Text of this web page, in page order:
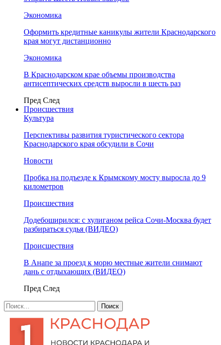
Экономика
Оформить кредитные каникулы жители Краснодарского
края могут дистанционно
Экономика
В Краснодарском крае объемы производства
антисептических средств выросли в шесть раз
Пред След
Происшествия
Культура
Перспективы развития туристического сектора
Краснодарского края обсудили в Сочи
Новости
Пробка на подъезде к Крымскому мосту выросла до 9
километров
Происшествия
Додебоширился: с хулиганом рейса Сочи-Москва будет
разбираться судья (ВИДЕО)
Происшествия
В Анапе за проезд к морю местные жители снимают
дань с отдыхающих (ВИДЕО)
Пред След